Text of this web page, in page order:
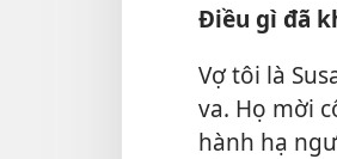
Điều gì đã
Vợ tôi là
va. Họ mời
hành hạ